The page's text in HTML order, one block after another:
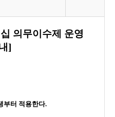
의무이수제 운영
]
부터 적용한다.